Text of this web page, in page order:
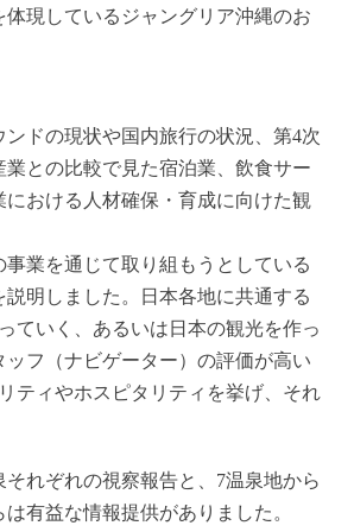
現しているジャングリア沖縄のお
ドの現状や国内旅行の状況、第4次
との比較で見た宿泊業、飲食サー
おける人材確保・育成に向けた観
業を通じて取り組もうとしている
明しました。日本各地に共通する
ていく、あるいは日本の観光を作っ
フ（ナビゲーター）の評価が高い
ティやホスピタリティを挙げ、それ
れぞれの視察報告と、7温泉地から
有益な情報提供がありました。